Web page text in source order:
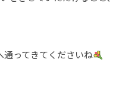
通ってきてくださいね